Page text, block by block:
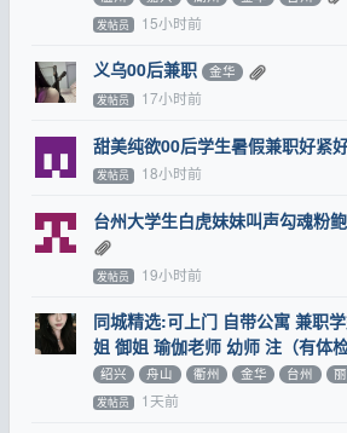
发帖员 15小时前
义乌00后兼职 金华
发帖员 17小时前
甜美纯欲00后学生暑假兼职好紧
发帖员 18小时前
台州大学生白虎妹妹叫声勾魂粉
发帖员 19小时前
同城精选:可上门 自带公寓 兼职
姐 御姐 瑜伽老师 幼师 注（有体
绍兴 舟山 衢州 金华 台州
发帖员 1天前